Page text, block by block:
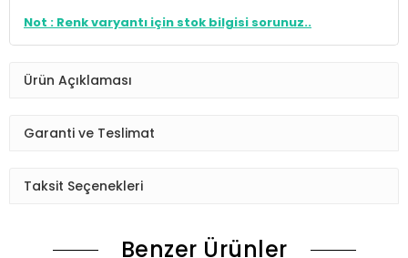
Not : Renk varyantı için stok bilgisi sorunuz..
Ürün Açıklaması
Garanti ve Teslimat
Taksit Seçenekleri
Benzer Ürünler